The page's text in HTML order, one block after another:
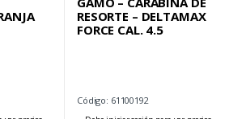
RESORTE – DELTAMAX
FORCE CAL. 4.5
Código: 61100192